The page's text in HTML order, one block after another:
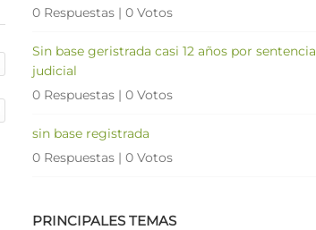
0 Respuestas | 0 Votos
Sin base geristrada casi 12 años por sentencia
judicial
0 Respuestas | 0 Votos
sin base registrada
0 Respuestas | 0 Votos
PRINCIPALES TEMAS